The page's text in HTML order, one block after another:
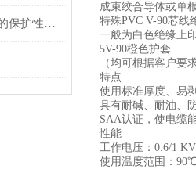
钢丝铠装仪表电缆具有*的保护性能和适应环境的能力
成束绞合导体或单
特殊PVC V-90芯线
一般为白色绝缘上
5V-90橙色护套
（均可根据客户要
特点
使用标准厚度、易
具有耐碱、耐油、
SAA认证，使电缆
性能
工作电压：0.6/1 KV
使用温度范围：